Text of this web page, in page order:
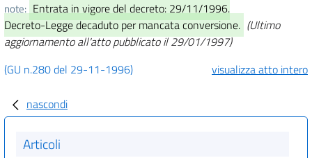
note: Entrata in vigore del decreto: 29/11/1996.
Decreto-Legge decaduto per mancata conversione. (Ultimo
aggiornamento all'atto pubblicato il 29/01/1997)
(GU n.280 del 29-11-1996)
visualizza atto intero
nascondi
Articoli